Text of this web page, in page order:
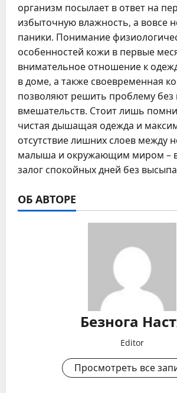
организм посылает в ответ на
избыточную влажность, а вовсе
паники. Понимание
особенностей кожи в первые
внимательное отношение к
в доме, а также своевременная
позволяют решить проблему без
вмешательств. Стоит лишь
чистая дышащая одежда и
отсутствие лишних слоев между
малыша и окружающим миром –
залог спокойных дней без
ОБ АВТОРЕ
Безнога
Editor
Просмотреть все